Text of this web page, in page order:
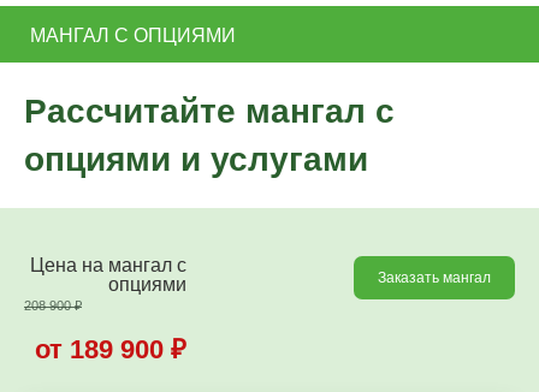
МАНГАЛ С ОПЦИЯМИ
Рассчитайте мангал с
опциями и услугами
Цена на мангал c
опциями
208 900₽
от 189 900 ₽
Заказать мангал